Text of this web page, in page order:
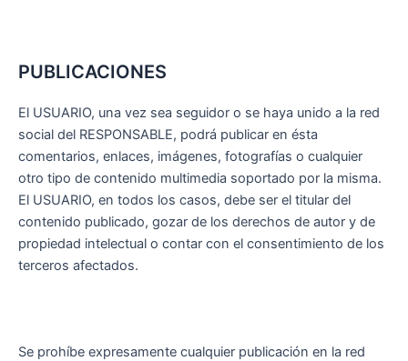
PUBLICACIONES
El USUARIO, una vez sea seguidor o se haya unido a la red
social del RESPONSABLE, podrá publicar en ésta
comentarios, enlaces, imágenes, fotografías o cualquier
otro tipo de contenido multimedia soportado por la misma.
El USUARIO, en todos los casos, debe ser el titular del
contenido publicado, gozar de los derechos de autor y de
propiedad intelectual o contar con el consentimiento de los
terceros afectados.
Se prohíbe expresamente cualquier publicación en la red